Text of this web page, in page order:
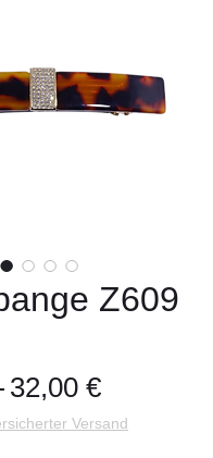
Z609
Standardpreis
32,00 €Sale-
Preis
Versand